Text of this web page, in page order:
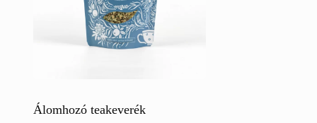
Álomhozó teakeverék